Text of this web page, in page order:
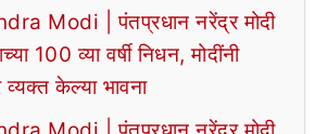
Modi | पंतप्रधान नरेंद्र मोदी
100 व्या वर्षी निधन, मोदींनी
व्यक्त केल्या भावना